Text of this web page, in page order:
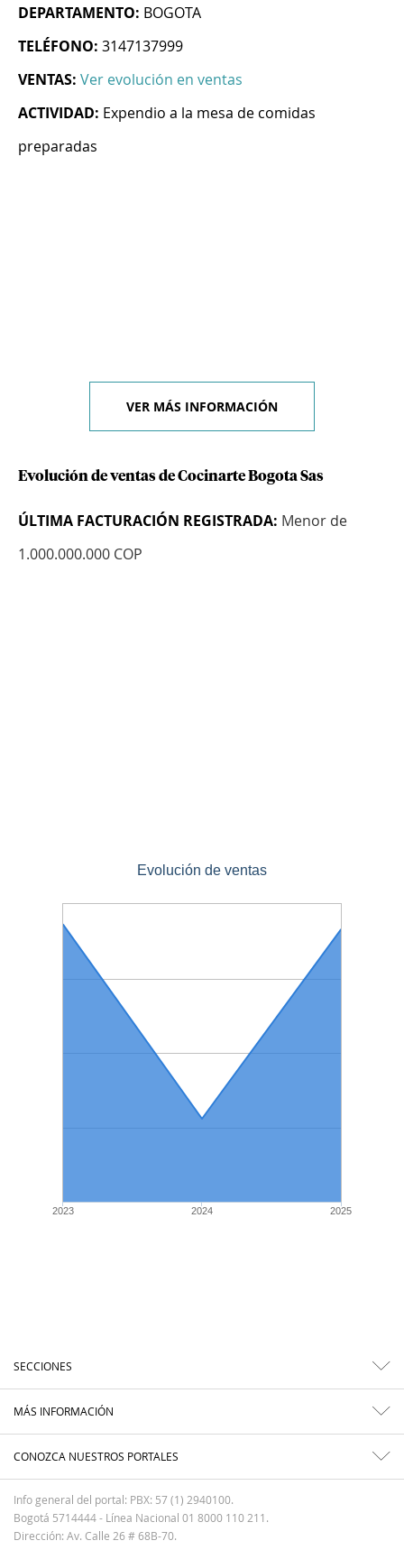
DEPARTAMENTO: BOGOTA
TELÉFONO: 3147137999
VENTAS: Ver evolución en ventas
ACTIVIDAD: Expendio a la mesa de comidas
preparadas
VER MÁS INFORMACIÓN
Evolución de ventas de Cocinarte Bogota Sas
ÚLTIMA FACTURACIÓN REGISTRADA: Menor de
1.000.000.000 COP
Evolución de ventas
2023 2024 2025
SECCIONES
MÁS INFORMACIÓN
CONOZCA NUESTROS PORTALES
Info general del portal: PBX: 57 (1) 2940100.
Bogotá 5714444 - Línea Nacional 01 8000 110 211.
Dirección: Av. Calle 26 # 68B-70.